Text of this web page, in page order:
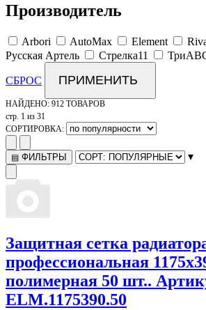
Производитель
Arbori AutoMax Element
Русская Артель
Стрелка11
СБРОС ПРИМЕНИТЬ
НАЙДЕНО: 912 ТОВАРОВ
стр. 1 из 31
СОРТИРОВКА:
▤ ФИЛЬТРЫ ▾
Защитная сетка
профессиональная
полимерная 50 шт..
ELM.1175390.50